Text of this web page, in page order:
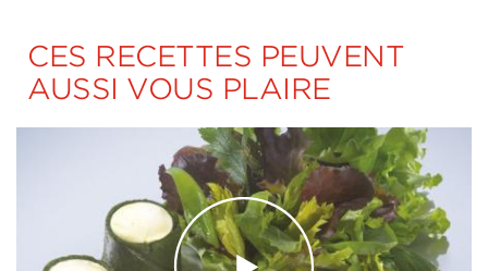
CES RECETTES PEUVENT
AUSSI VOUS PLAIRE